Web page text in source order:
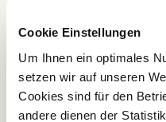
Cookie Einstellungen
Um Ihnen ein optimales
setzen wir auf unseren
Cookies sind für den
andere dienen der
Highlight für echte
Online einkaufen